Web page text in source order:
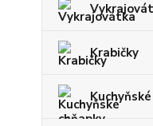
Krabičky